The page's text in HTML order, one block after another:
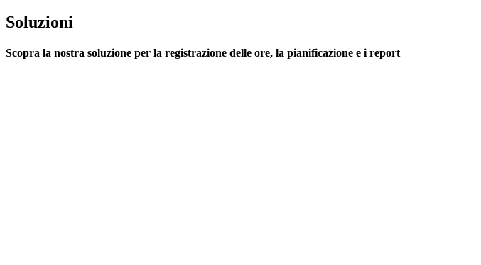
Soluzioni
Scopra la nostra soluzione per la registrazione delle ore, la pianificazione e i report